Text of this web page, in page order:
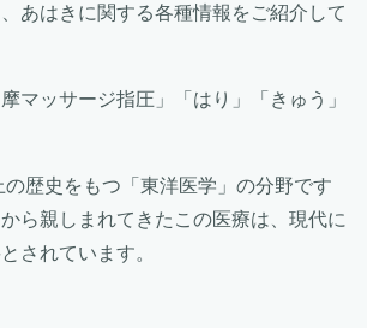
あはきに関する各種情報をご紹介して
マッサージ指圧」「はり」「きゅう」
の歴史をもつ「東洋医学」の分野です
ら親しまれてきたこの医療は、現代に
されています。